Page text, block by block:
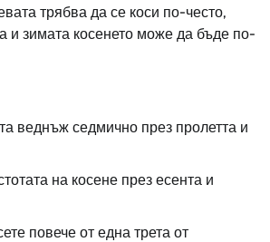
трябва да се коси по-често,
и зимата косенето може да бъде по-
веднъж седмично през пролетта и
на косене през есента и
повече от една трета от